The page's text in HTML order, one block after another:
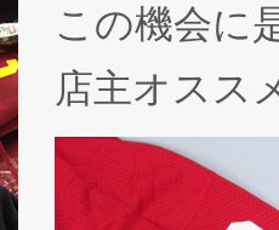
この機会に
店主オスス